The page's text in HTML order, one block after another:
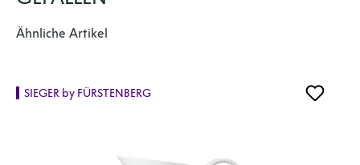
Produktgalerie überspringen
Ähnliche Artikel
SIEGER by FÜRSTENBERG